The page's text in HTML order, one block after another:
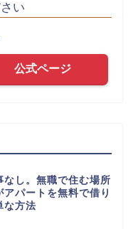
い
公式ページ
なし。無職で住む場所
アパートを無料で借り
な方法